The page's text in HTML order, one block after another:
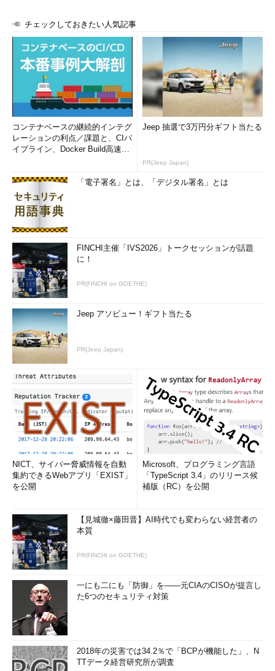
iPhoneにGoogleアプリをセットアップ
する（1/4）
これはiPhoneのホーム画面。Googleア
プリはiTunes App Storeからインストー
ルできる。App Storeアプリで「Googl
e」と検索すれば、すぐ見つかるはず
のアイコン。まずはログインするため
に、これをタップする。
iPhoneにGoogleアプリをセットアップ
する（2/4）
Googleアプリを起動したところ。このi
PhoneでGoogleアカウントを1つだけ使
だきたい。複数のGoogleアカウントを
使っている場合は、ここでアカウントを
選択できる。ログインを求める画面が表
（2）2段階認証を設定すべきアカウ
ントが、上に表示されているなら、［次
へ］をタップする。
（3）別のアカウントに2段階認証を
設定したければ、［別のアカウントを選
択］をタップして適切なアカウントを選
ぶ。
チェックしておきたい人気記事
コンテナベースの継続的インテグ
レーションの利点／課題と、CIパ
イプライン、Docker Build高速化
Jeep 抽選で3万円分ギフト当たる
PR(Jeep Japan)
「電子署名」とは、「デジタル署名」とは
FINCHI主催「IVS2026」トークセッションが話題
に！
PR(FINCHI on GOETHE)
Jeep アソビュー！ギフト当たる
PR(Jeep Japan)
NICT、サイバー脅威情報を自動
集約できるWebアプリ「EXIST」
を公開
Microsoft、プログラミング言語
「TypeScript 3.4」のリリース候
補版（RC）を公開
【見城徹×藤田晋】AI時代でも変わらない経営者の
本質
PR(FINCHI on GOETHE)
一にも二にも「防御」を――元CIAのCISOが提言し
た6つのセキュリティ対策
2018年の災害では34.2％で「BCPが機能した」、N
TTデータ経営研究所が調査